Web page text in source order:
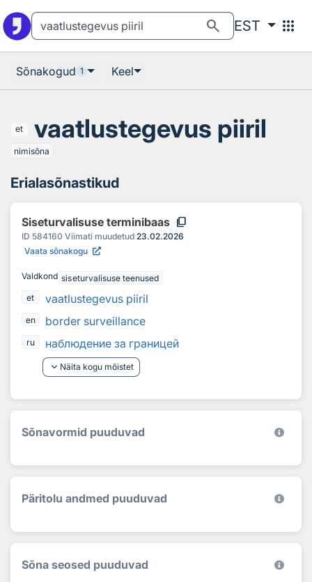
search EST apps
Sõnakogud 1 Keel
et vaatlustegevus piiril
nimisõna
Erialasõnastikud
Siseturvalisuse terminibaas content_copy
ID 584160 Viimati muudetud 23.02.2026
Vaata sõnakogu
Valdkond siseturvalisuse teenused
et
vaatlustegevus piiril
en border surveillance
ru
наблюдение за границей
keyboard_arrow_down Näita kogu mõistet
Sõnavormid puuduvad
Päritolu andmed puuduvad
Sõna seosed puuduvad